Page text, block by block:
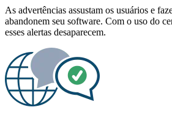
As advertências assustam os usuários e
abandonem seu software. Com o uso do
esses alertas desaparecem.